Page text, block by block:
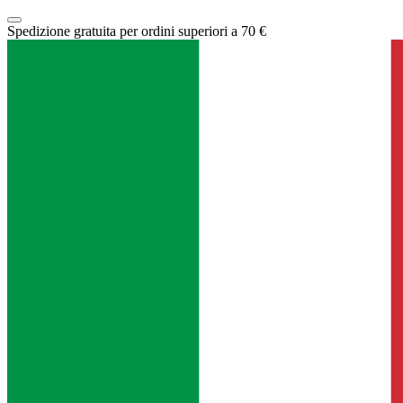
Spedizione gratuita per ordini superiori a 70 €